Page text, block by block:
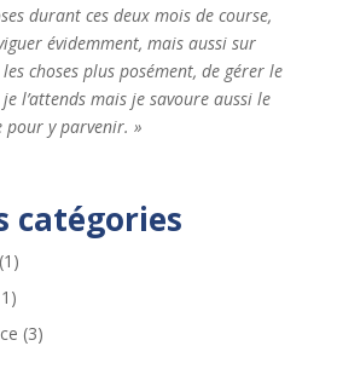
durant ces deux mois de course,
évidemment, mais aussi sur
choses plus posément, de gérer le
l’attends mais je savoure aussi le
pour y parvenir. »
catégories
(1)
(3)